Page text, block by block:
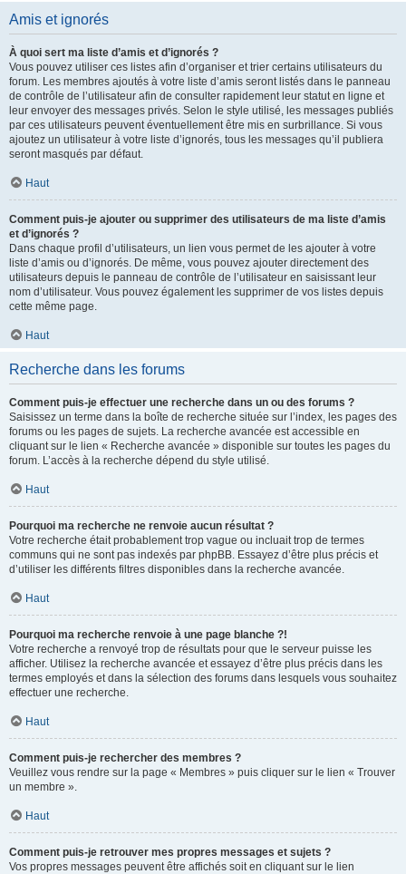
Amis et ignorés
À quoi sert ma liste d’amis et d’ignorés ?
Vous pouvez utiliser ces listes afin d’organiser et trier certains utilisateurs du
forum. Les membres ajoutés à votre liste d’amis seront listés dans le panneau
de contrôle de l’utilisateur afin de consulter rapidement leur statut en ligne et
leur envoyer des messages privés. Selon le style utilisé, les messages publiés
par ces utilisateurs peuvent éventuellement être mis en surbrillance. Si vous
ajoutez un utilisateur à votre liste d’ignorés, tous les messages qu’il publiera
seront masqués par défaut.
Haut
Comment puis-je ajouter ou supprimer des utilisateurs de ma liste d’amis
et d’ignorés ?
Dans chaque profil d’utilisateurs, un lien vous permet de les ajouter à votre
liste d’amis ou d’ignorés. De même, vous pouvez ajouter directement des
utilisateurs depuis le panneau de contrôle de l’utilisateur en saisissant leur
nom d’utilisateur. Vous pouvez également les supprimer de vos listes depuis
cette même page.
Haut
Recherche dans les forums
Comment puis-je effectuer une recherche dans un ou des forums ?
Saisissez un terme dans la boîte de recherche située sur l’index, les pages des
forums ou les pages de sujets. La recherche avancée est accessible en
cliquant sur le lien « Recherche avancée » disponible sur toutes les pages du
forum. L’accès à la recherche dépend du style utilisé.
Haut
Pourquoi ma recherche ne renvoie aucun résultat ?
Votre recherche était probablement trop vague ou incluait trop de termes
communs qui ne sont pas indexés par phpBB. Essayez d’être plus précis et
d’utiliser les différents filtres disponibles dans la recherche avancée.
Haut
Pourquoi ma recherche renvoie à une page blanche ?!
Votre recherche a renvoyé trop de résultats pour que le serveur puisse les
afficher. Utilisez la recherche avancée et essayez d’être plus précis dans les
termes employés et dans la sélection des forums dans lesquels vous souhaitez
effectuer une recherche.
Haut
Comment puis-je rechercher des membres ?
Veuillez vous rendre sur la page « Membres » puis cliquer sur le lien « Trouver
un membre ».
Haut
Comment puis-je retrouver mes propres messages et sujets ?
Vos propres messages peuvent être affichés soit en cliquant sur le lien